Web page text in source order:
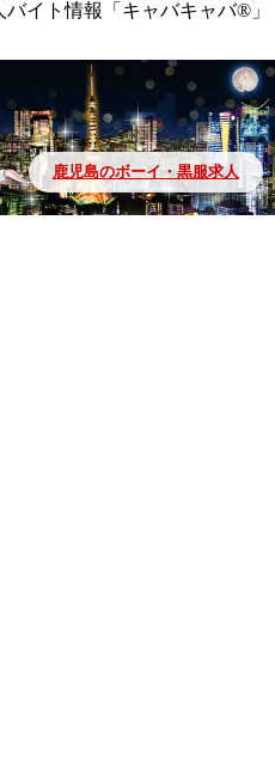
イト情報「キャバキャバ®」
鹿児島のボーイ・黒服求人